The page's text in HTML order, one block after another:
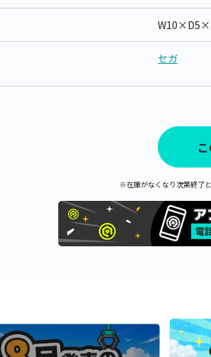
セガ
※在庫がなくなり次第終了